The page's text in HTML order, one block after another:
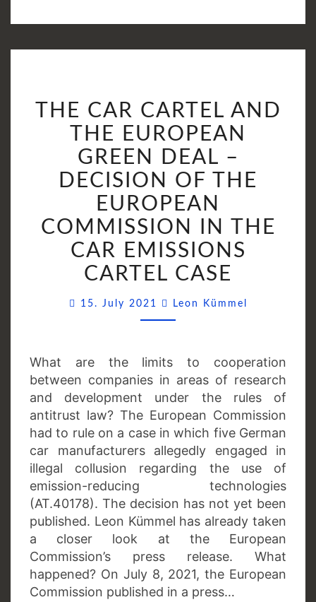
CAR
CARTEL
AND
THE
EUROPEAN
GREEN
DEAL
–
DECISION
OF
EUROPEAN
COMMISSION
THE
CAR
EMISSIONS
CARTEL
CASE
THE CAR CARTEL AND
THE EUROPEAN
GREEN DEAL –
DECISION OF THE
EUROPEAN
COMMISSION IN THE
CAR EMISSIONS
CARTEL CASE
15. July 2021 Leon Kümmel
What are the limits to cooperation
between companies in areas of research
and development under the rules of
antitrust law? The European Commission
had to rule on a case in which five German
car manufacturers allegedly engaged in
illegal collusion regarding the use of
emission-reducing technologies
(AT.40178). The decision has not yet been
published. Leon Kümmel has already taken
a closer look at the European
Commission’s press release. What
happened? On July 8, 2021, the European
Commission published in a press…